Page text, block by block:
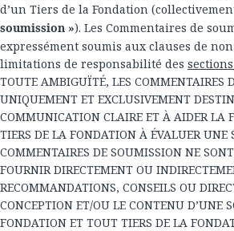
d’un Tiers de la Fondation
soumission »). Les Commentaires de
expressément soumis aux clauses de
limitations de responsabilité des
TOUTE AMBIGUÏTÉ, LES COMMENTAIRES
UNIQUEMENT ET EXCLUSIVEMENT
COMMUNICATION CLAIRE ET À AIDER LA
TIERS DE LA FONDATION À ÉVALUER UNE
COMMENTAIRES DE SOUMISSION NE
FOURNIR DIRECTEMENT OU
RECOMMANDATIONS, CONSEILS OU
CONCEPTION ET/OU LE CONTENU D’UNE
FONDATION ET TOUT TIERS DE LA